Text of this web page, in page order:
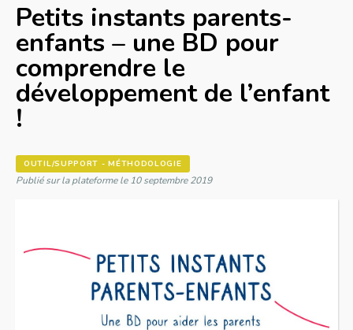
Petits instants parents-
enfants – une BD pour
comprendre le
développement de l’enfant
!
OUTIL/SUPPORT - MÉTHODOLOGIE
Publié sur la plateforme le 10 septembre 2019